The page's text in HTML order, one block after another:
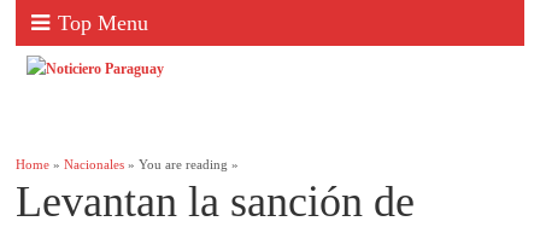
Top Menu
Home »Nacionales » You are reading »
Levantan la sanción de